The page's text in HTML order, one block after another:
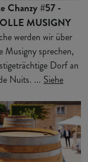
Chanzy #57 -
MUSIGNY
werden wir über
Musigny sprechen,
Dorf an
Nuits. ... Siehe